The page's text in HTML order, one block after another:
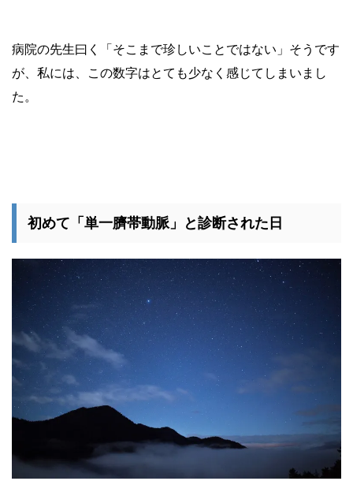
病院の先生曰く「そこまで珍しいことではない」そうです
が、私には、この数字はとても少なく感じてしまいまし
た。
初めて「単一臍帯動脈」と診断された日